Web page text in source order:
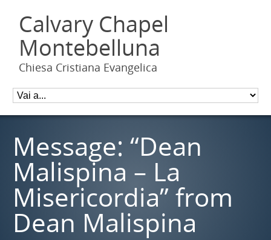
Calvary Chapel
Montebelluna
Chiesa Cristiana Evangelica
Message: “Dean
Malispina – La
Misericordia” from
Dean Malispina